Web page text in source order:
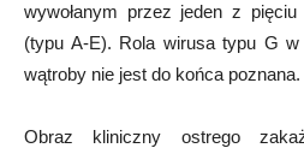
wywołanym przez jeden z pięciu
(typu A-E). Rola wirusa typu G w
wątroby nie jest do końca poznana.
Obraz kliniczny ostrego